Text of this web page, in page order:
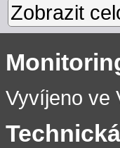
Zobrazit
Vyvíjeno ve